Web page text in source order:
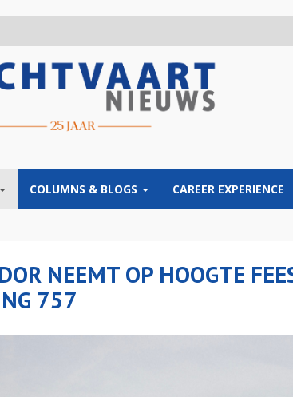
COLUMNS & BLOGS CAREER EXPERIENCE
NEEMT OP HOOGTE
757